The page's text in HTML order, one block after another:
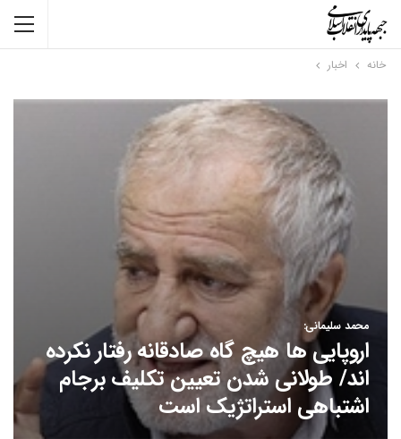
خانه اخبار
محمد سلیمانی:
اروپایی ها هیچ گاه صادقانه رفتار نکرده
اند/ طولانی شدن تعیین تکلیف برجام
اشتباهی استراتژیک است